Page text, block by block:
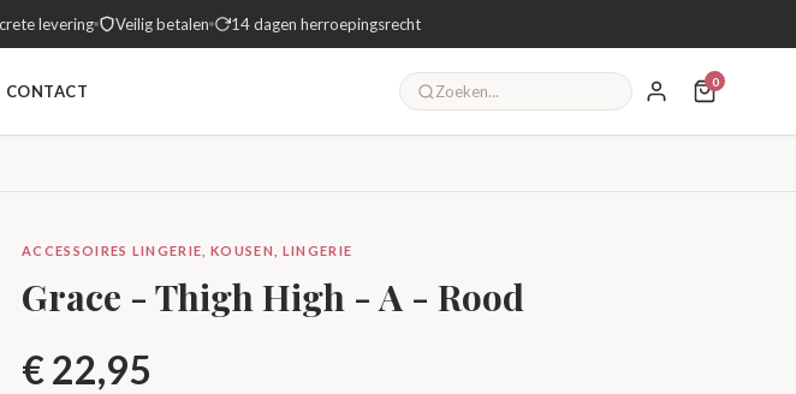
levering Veilig betalen 14 dagen herroepingsrecht
CONTACT
0
ACCESSOIRES LINGERIE, KOUSEN, LINGERIE
Grace - Thigh High - A - Rood
€22,95